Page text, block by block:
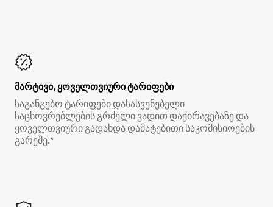
მარტივი, ყოველთვიური ტარიფები
საგანგებო ტარიფები დასასვენებელი
საცხოვრებლების გრძელი ვადით დაქირავებაზე და
ყოველთვიური გადახდა დამატებითი საკომისიოების
გარეშე.*